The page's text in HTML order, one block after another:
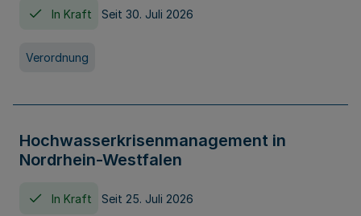
In Kraft Seit 30. Juli 2026
Verordnung
Hochwasserkrisenmanagement in
Nordrhein-Westfalen
In Kraft Seit 25. Juli 2026